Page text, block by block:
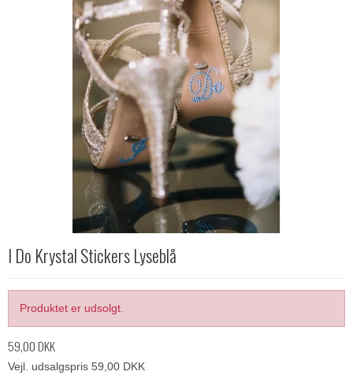
I Do Krystal Stickers Lyseblå
Produktet er udsolgt.
59,00 DKK
Vejl. udsalgspris 59,00 DKK